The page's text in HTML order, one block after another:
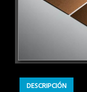
DESCRIPCIÓN